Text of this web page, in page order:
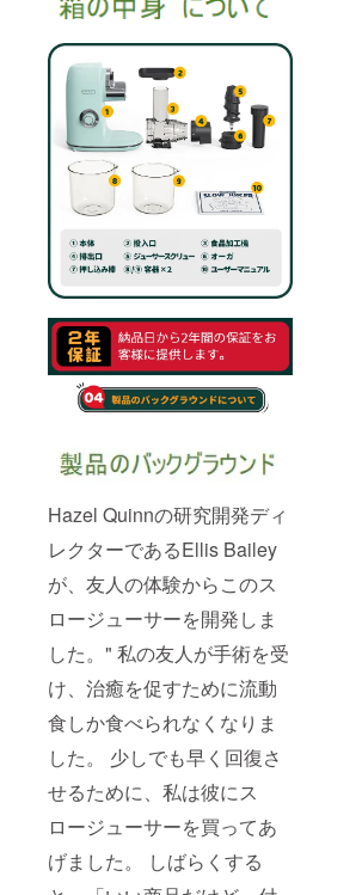
Hazel Quinnの研究開発ディ
レクターであるEllis Bailey
が、友人の体験からこのス
ロージューサーを開発しま
した。" 私の友人が手術を受
け、治癒を促すために流動
食しか食べられなくなりま
した。 少しでも早く回復さ
せるために、私は彼にス
ロージューサーを買ってあ
げました。 しばらくする